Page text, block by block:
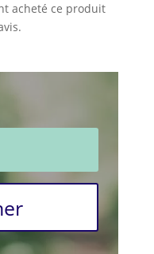
acheté ce produit